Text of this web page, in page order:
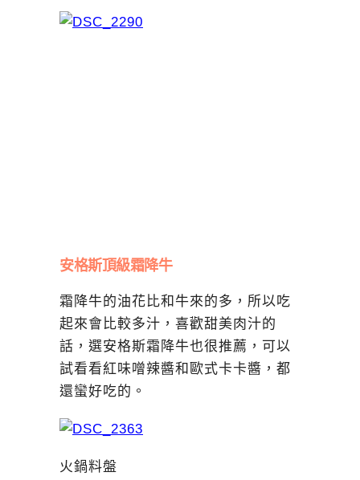
安格斯頂級霜降牛
霜降牛的油花比和牛來的多，所以吃
起來會比較多汁，喜歡甜美肉汁的
話，選安格斯霜降牛也很推薦，可以
試看看紅味噌辣醬和歐式卡卡醬，都
還蠻好吃的。
火鍋料盤